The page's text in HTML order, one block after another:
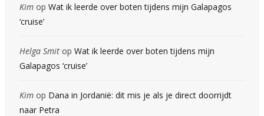
Kim op Wat ik leerde over boten tijdens mijn Galapagos
‘cruise’
Helga Smit op Wat ik leerde over boten tijdens mijn
Galapagos ‘cruise’
Kim op Dana in Jordanië: dit mis je als je direct doorrijdt
naar Petra